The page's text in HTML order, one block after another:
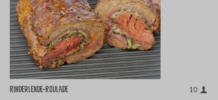
Rinderlende-Roulade 10